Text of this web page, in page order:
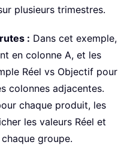
plusieurs trimestres.
: Dans cet exemple,
en colonne A, et les
Réel vs Objectif pour
colonnes adjacentes.
chaque produit, les
les valeurs Réel et
groupe.